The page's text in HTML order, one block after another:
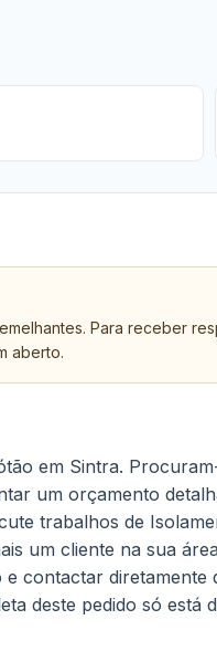
Para receber
aberto.
em Sintra.
um orçamento
trabalhos de
um cliente na sua
contactar diretamente
deste pedido só está